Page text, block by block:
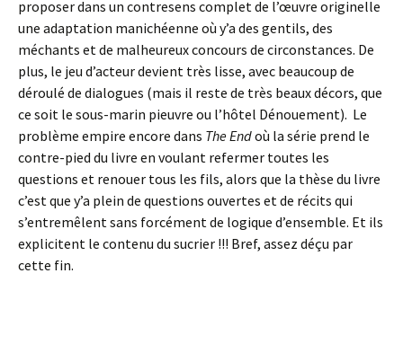
proposer dans un contresens complet de l’œuvre originelle
une adaptation manichéenne où y’a des gentils, des
méchants et de malheureux concours de circonstances. De
plus, le jeu d’acteur devient très lisse, avec beaucoup de
déroulé de dialogues (mais il reste de très beaux décors, que
ce soit le sous-marin pieuvre ou l’hôtel Dénouement). Le
problème empire encore dans The Endoù la série prend le
contre-pied du livre en voulant refermer toutes les
questions et renouer tous les fils, alors que la thèse du livre
c’est que y’a plein de questions ouvertes et de récits qui
s’entremêlent sans forcément de logique d’ensemble. Et ils
explicitent le contenu du sucrier !!! Bref, assez déçu par
cette fin.